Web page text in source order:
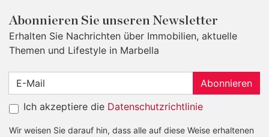
Abonnieren Sie unseren Newsletter
Erhalten Sie Nachrichten über Immobilien, aktuelle
Themen und Lifestyle in Marbella
Abonnieren
Ich akzeptiere die Datenschutzrichtlinie
Wir weisen Sie darauf hin, dass alle auf diese Weise erhaltenen